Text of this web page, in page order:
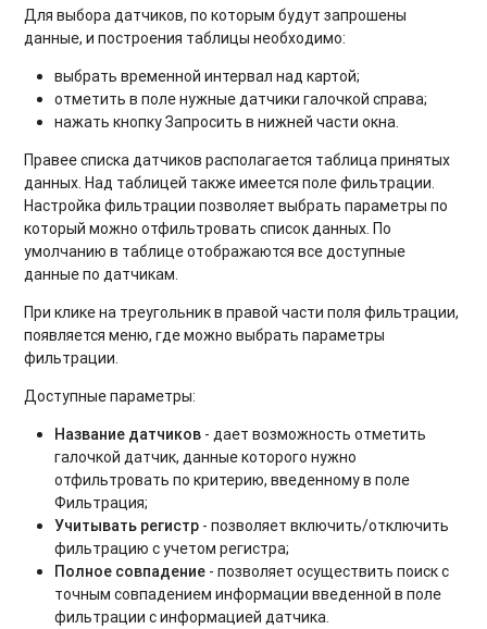
Для выбора датчиков, по которым будут запрошены
данные, и построения таблицы необходимо:
выбрать временной интервал над картой;
отметить в поле нужные датчики галочкой справа;
нажать кнопку Запросить в нижней части окна.
Правее списка датчиков располагается таблица принятых
данных. Над таблицей также имеется поле фильтрации.
Настройка фильтрации позволяет выбрать параметры по
который можно отфильтровать список данных. По
умолчанию в таблице отображаются все доступные
данные по датчикам.
При клике на треугольник в правой части поля фильтрации,
появляется меню, где можно выбрать параметры
фильтрации.
Доступные параметры:
Название датчиков - дает возможность отметить
галочкой датчик, данные которого нужно
отфильтровать по критерию, введенному в поле
Фильтрация;
Учитывать регистр - позволяет включить/отключить
фильтрацию с учетом регистра;
Полное совпадение - позволяет осуществить поиск с
точным совпадением информации введенной в поле
фильтрации с информацией датчика.